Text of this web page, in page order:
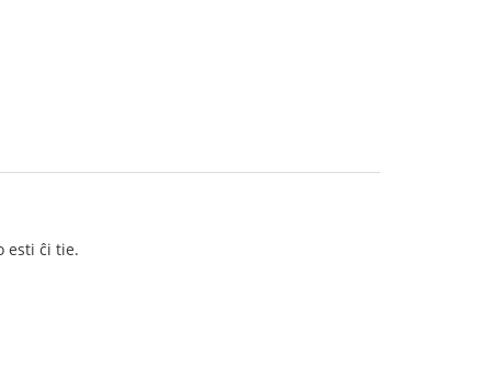
esti ĉi tie.